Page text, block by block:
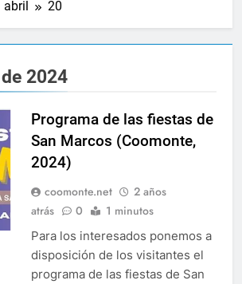
abril 20
2024
Programa de las fiestas de
San Marcos (Coomonte,
2024)
coomonte.net
2 años
atrás
0 1 minutos
Para los interesados ponemos a
disposición de los visitantes el
programa de las fiestas de San